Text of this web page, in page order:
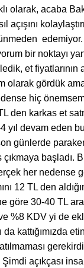
olarak, acaba
açışını
edemiyor.
bir noktayı
et fiyatlarının
olarak gördük
hiç
den karkas et
yıl devam eden
günlerde
çıkmaya başladı.
her nedense
12 TL den
göre 30-40 TL
%8 KDV yi de
da kattığımızda
Şimdi açıkçası